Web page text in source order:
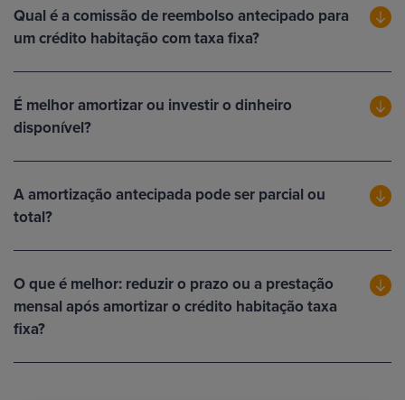
Qual é a comissão de reembolso antecipado para
um crédito habitação com taxa fixa?
É melhor amortizar ou investir o dinheiro
disponível?
A amortização antecipada pode ser parcial ou
total?
O que é melhor: reduzir o prazo ou a prestação
mensal após amortizar o crédito habitação taxa
fixa?